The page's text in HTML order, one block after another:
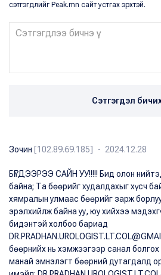
сэтгэгдлийг Peak.mn сайт устгах эрхтэй.
Сэтгэгдэл
Зочин [102.89.69.185] ・ 2024.12.28
БҮГДЭЭРЭЭ САЙН УУ!!!!! Бид олон
байна; Та бөөрийг худалдахыг хүсч
хямралын улмаас бөөрийг зарж
эрэлхийлж байна уу, юу хийхээ
бидэнтэй холбоо бариад
бөөрнийх нь хэмжээгээр санал
манай эмнэлэгт бөөрний дутагдалд